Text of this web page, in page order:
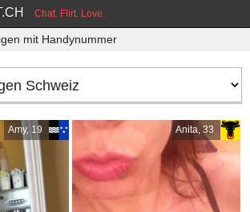
Chat. Flirt. Love.
mit Handynummer
Amy, 19 Anita, 33